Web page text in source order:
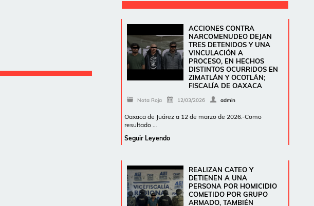
ACCIONES CONTRA
NARCOMENUDEO DEJAN
TRES DETENIDOS Y UNA
VINCULACIÓN A
PROCESO, EN HECHOS
DISTINTOS OCURRIDOS EN
ZIMATLÁN Y OCOTLÁN;
FISCALÍA DE OAXACA
Nota Roja 12/03/2026 admin
Oaxaca de Juárez a 12 de marzo de 2026.-Como
resultado …
Seguir Leyendo
REALIZAN CATEO Y
DETIENEN A UNA
PERSONA POR HOMICIDIO
COMETIDO POR GRUPO
ARMADO, TAMBIÉN